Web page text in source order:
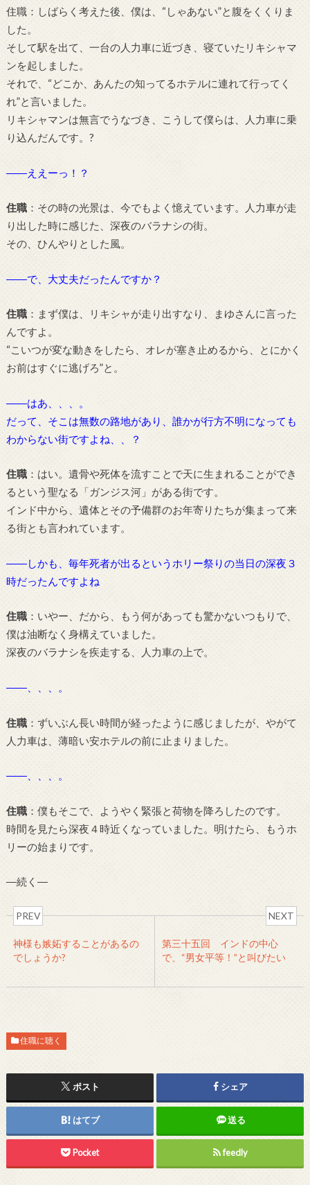
住職：しばらく考えた後、僕は、“しゃあない”と腹をくくりま
した。
そして駅を出て、一台の人力車に近づき、寝ていたリキシャマ
ンを起しました。
それで、“どこか、あんたの知ってるホテルに連れて行ってく
れ”と言いました。
リキシャマンは無言でうなづき、こうして僕らは、人力車に乗
り込んだんです。?
――ええーっ！？
住職：その時の光景は、今でもよく憶えています。人力車が走
り出した時に感じた、深夜のバラナシの街。
その、ひんやりとした風。
――で、大丈夫だったんですか？
住職：まず僕は、リキシャが走り出すなり、まゆさんに言った
んですよ。
“こいつが変な動きをしたら、オレが塞き止めるから、とにかく
お前はすぐに逃げろ”と。
――はあ、、、。
だって、そこは無数の路地があり、誰かが行方不明になっても
わからない街ですよね、、？
住職：はい。遺骨や死体を流すことで天に生まれることができ
るという聖なる「ガンジス河」がある街です。
インド中から、遺体とその予備群のお年寄りたちが集まって来
る街とも言われています。
――しかも、毎年死者が出るというホリー祭りの当日の深夜３
時だったんですよね
住職：いやー、だから、もう何があっても驚かないつもりで、
僕は油断なく身構えていました。
深夜のバラナシを疾走する、人力車の上で。
――、、、。
住職：ずいぶん長い時間が経ったように感じましたが、やがて
人力車は、薄暗い安ホテルの前に止まりました。
――、、、。
住職：僕もそこで、ようやく緊張と荷物を降ろしたのです。
時間を見たら深夜４時近くなっていました。明けたら、もうホ
リーの始まりです。
―続く―
PREV
神様も嫉妬することがあるの
でしょうか?
NEXT
第三十五回 インドの中心
で、“男女平等！”と叫びたい
住職に聴く
ポスト シェア
はてブ 送る
Pocket feedly